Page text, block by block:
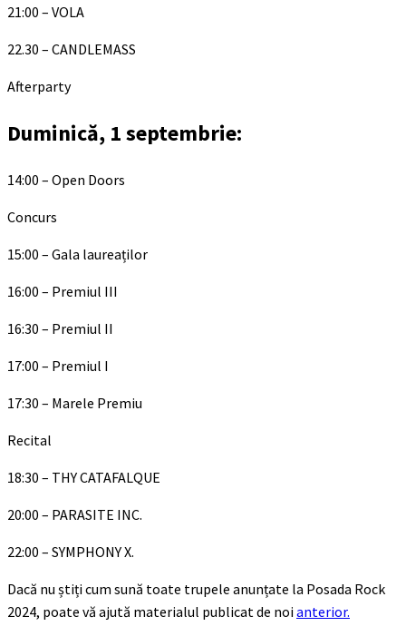
21:00 – VOLA
22.30 – CANDLEMASS
Afterparty
Duminică, 1 septembrie:
14:00 – Open Doors
Concurs
15:00 – Gala laureaților
16:00 – Premiul III
16:30 – Premiul II
17:00 – Premiul I
17:30 – Marele Premiu
Recital
18:30 – THY CATAFALQUE
20:00 – PARASITE INC.
22:00 – SYMPHONY X.
Dacă nu știți cum sună toate trupele anunțate la Posada Rock
2024, poate vă ajută materialul publicat de noianterior.